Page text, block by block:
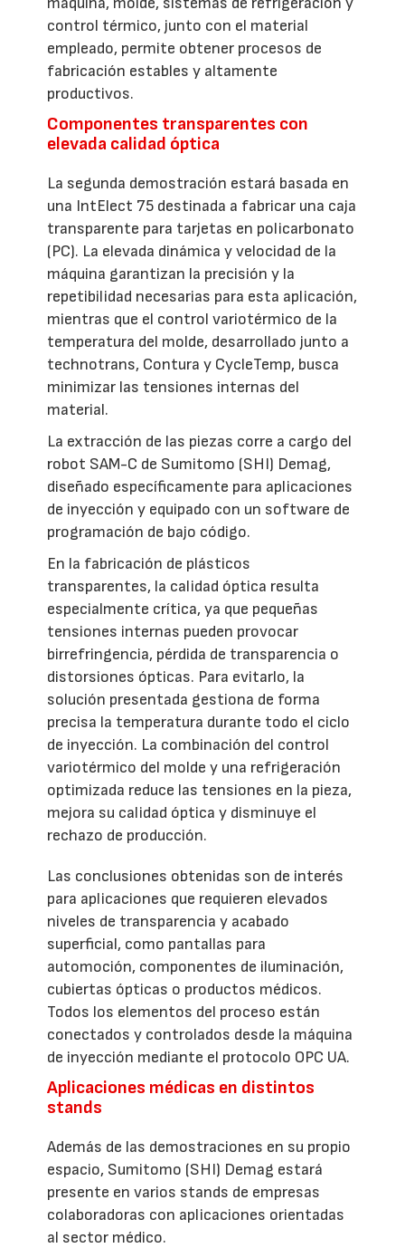
control térmico, junto con el material
empleado, permite obtener procesos de
fabricación estables y altamente
productivos.
Componentes transparentes con
elevada calidad óptica
La segunda demostración estará basada en
una IntElect 75 destinada a fabricar una caja
transparente para tarjetas en policarbonato
(PC). La elevada dinámica y velocidad de la
máquina garantizan la precisión y la
repetibilidad necesarias para esta aplicación,
mientras que el control variotérmico de la
temperatura del molde, desarrollado junto a
technotrans, Contura y CycleTemp, busca
minimizar las tensiones internas del
material.
La extracción de las piezas corre a cargo del
robot SAM-C de Sumitomo (SHI) Demag,
diseñado específicamente para aplicaciones
de inyección y equipado con un software de
programación de bajo código.
En la fabricación de plásticos
transparentes, la calidad óptica resulta
especialmente crítica, ya que pequeñas
tensiones internas pueden provocar
birrefringencia, pérdida de transparencia o
distorsiones ópticas. Para evitarlo, la
solución presentada gestiona de forma
precisa la temperatura durante todo el ciclo
de inyección. La combinación del control
variotérmico del molde y una refrigeración
optimizada reduce las tensiones en la pieza,
mejora su calidad óptica y disminuye el
rechazo de producción.
Las conclusiones obtenidas son de interés
para aplicaciones que requieren elevados
niveles de transparencia y acabado
superficial, como pantallas para
automoción, componentes de iluminación,
cubiertas ópticas o productos médicos.
Todos los elementos del proceso están
conectados y controlados desde la máquina
de inyección mediante el protocolo OPC UA.
Aplicaciones médicas en distintos
stands
Además de las demostraciones en su propio
espacio, Sumitomo (SHI) Demag estará
presente en varios stands de empresas
colaboradoras con aplicaciones orientadas
al sector médico.